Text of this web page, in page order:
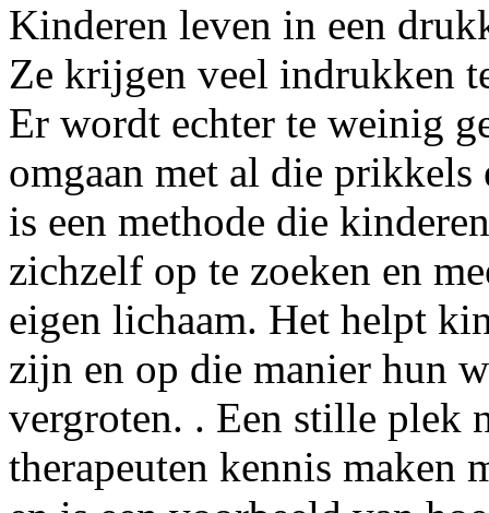
Kinderen leven in een
Ze krijgen veel indrukken
Er wordt echter te weinig
omgaan met al die
is een methode die
zichzelf op te zoeken en
eigen lichaam. Het helpt
zijn en op die manier hun
vergroten. . Een stille plek
therapeuten kennis maken